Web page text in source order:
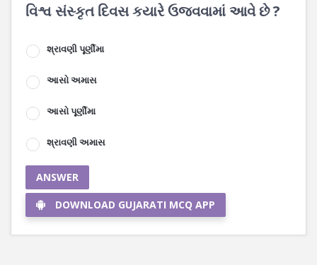
વિશ્વ સંસ્કૃત દિવસ કયારે ઉજવવામાં આવે છે ?
શ્રાવણી પૂર્ણીમા
આસો અમાસ
આસો પૂર્ણીમા
શ્રાવણી અમાસ
ANSWER
DOWNLOAD GUJARATI MCQ APP